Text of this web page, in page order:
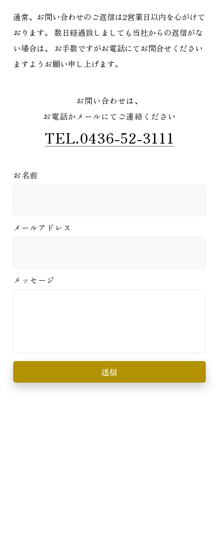
通常、お問い合わせのご返信は2営業日以内を心がけて
おります。 数日経過致しましても当社からの返信がな
い場合は、
お手数ですがお電話にてお問合せください
ますようお願い申し上げます。
お問い合わせは、
お電話かメールにてご連絡ください
TEL.0436-52-3111
お名前
メールアドレス
メッセージ